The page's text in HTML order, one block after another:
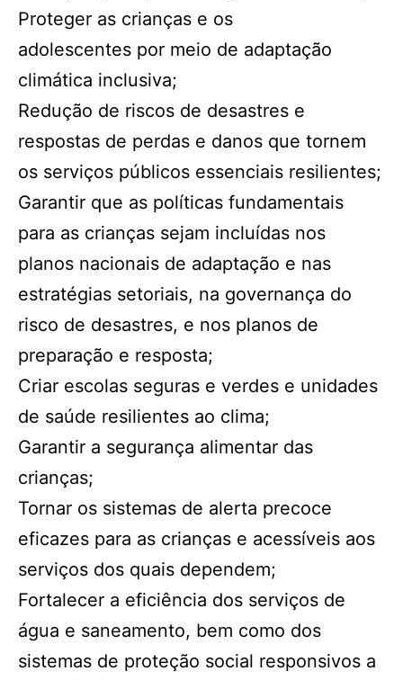
Proteger as crianças e os
adolescentes por meio de adaptação
climática inclusiva;
Redução de riscos de desastres e
respostas de perdas e danos que tornem
os serviços públicos essenciais resilientes;
Garantir que as políticas fundamentais
para as crianças sejam incluídas nos
planos nacionais de adaptação e nas
estratégias setoriais, na governança do
risco de desastres, e nos planos de
preparação e resposta;
Criar escolas seguras e verdes e unidades
de saúde resilientes ao clima;
Garantir a segurança alimentar das
crianças;
Tornar os sistemas de alerta precoce
eficazes para as crianças e acessíveis aos
serviços dos quais dependem;
Fortalecer a eficiência dos serviços de
água e saneamento, bem como dos
sistemas de proteção social responsivos a